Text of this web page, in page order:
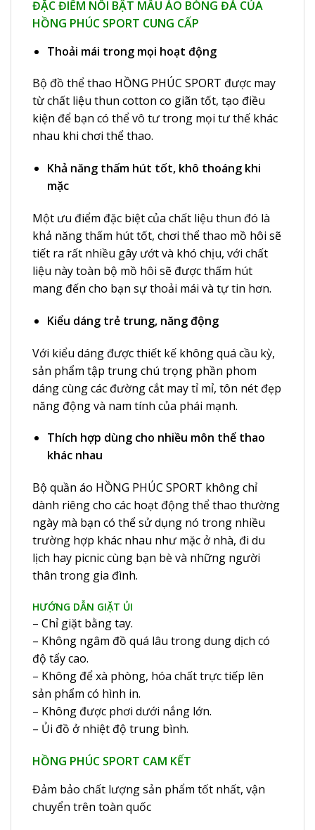
ĐẶC ĐIỂM NỔI BẬT MẪU ÁO BÓNG ĐÁ CỦA
HỒNG PHÚC SPORT CUNG CẤP
Thoải mái trong mọi hoạt động
Bộ đồ thể thao HỒNG PHÚC SPORT được may
từ chất liệu thun cotton co giãn tốt, tạo điều
kiện để bạn có thể vô tư trong mọi tư thế khác
nhau khi chơi thể thao.
Khả năng thấm hút tốt, khô thoáng khi
mặc
Một ưu điểm đặc biệt của chất liệu thun đó là
khả năng thấm hút tốt, chơi thể thao mồ hôi sẽ
tiết ra rất nhiều gây ướt và khó chịu, với chất
liệu này toàn bộ mồ hôi sẽ được thấm hút
mang đến cho bạn sự thoải mái và tự tin hơn.
Kiểu dáng trẻ trung, năng động
Với kiểu dáng được thiết kế không quá cầu kỳ,
sản phẩm tập trung chú trọng phần phom
dáng cùng các đường cắt may tỉ mỉ, tôn nét đẹp
năng động và nam tính của phái mạnh.
Thích hợp dùng cho nhiều môn thể thao
khác nhau
Bộ quần áo HỒNG PHÚC SPORT không chỉ
dành riêng cho các hoạt động thể thao thường
ngày mà bạn có thể sử dụng nó trong nhiều
trường hợp khác nhau như mặc ở nhà, đi du
lịch hay picnic cùng bạn bè và những người
thân trong gia đình.
HƯỚNG DẪN GIẶT ỦI
– Chỉ giặt bằng tay.
– Không ngâm đồ quá lâu trong dung dịch có
độ tẩy cao.
– Không để xà phòng, hóa chất trực tiếp lên
sản phẩm có hình in.
– Không được phơi dưới nắng lớn.
– Ủi đồ ở nhiệt độ trung bình.
HỒNG PHÚC SPORT CAM KẾT
Đảm bảo chất lượng sản phẩm tốt nhất, vận
chuyển trên toàn quốc